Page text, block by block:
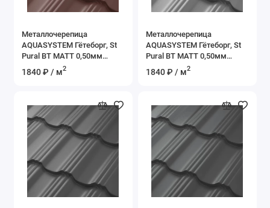
Металлочерепица
AQUASYSTEM Гётеборг, St
Pural BT MATT 0,50мм
(Zn275) RAL 8017 -
коричневый шоколад
1840 ₽ / м2
Металлочерепица
AQUASYSTEM Гётеборг, St
Pural BT MATT 0,50мм
(Zn275) RR 21 - светло-
серый
1840 ₽ / м2